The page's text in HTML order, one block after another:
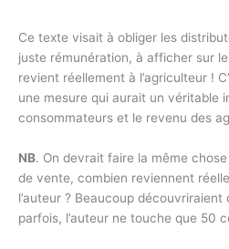
Ce texte visait à obliger les
juste rémunération, à afficher sur
revient réellement à l’agriculteur !
une mesure qui aurait un véritable
consommateurs et le revenu des
NB. On devrait faire la même
de vente, combien reviennent
l’auteur ? Beaucoup
parfois, l’auteur ne touche que 50